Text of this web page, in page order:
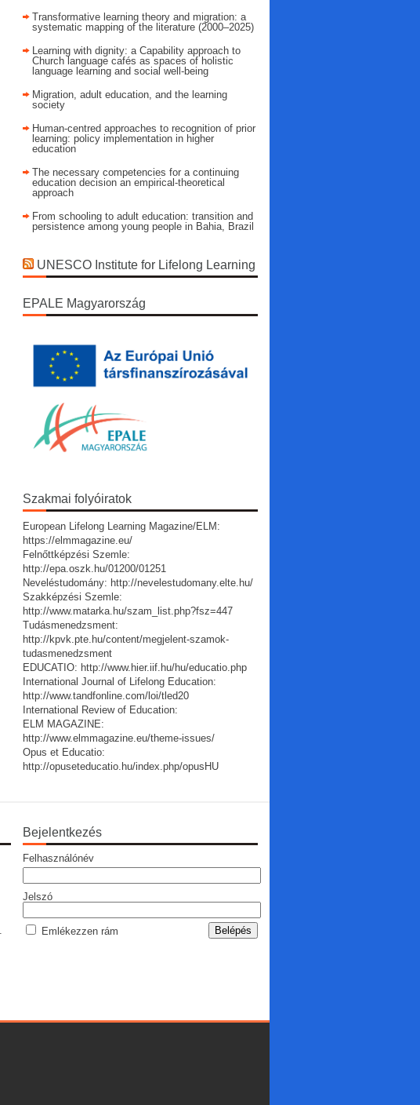
Transformative learning theory and migration: a
systematic mapping of the literature (2000–2025)
Learning with dignity: a Capability approach to
Church language cafés as spaces of holistic
language learning and social well-being
Migration, adult education, and the learning
society
Human-centred approaches to recognition of prior
learning: policy implementation in higher
education
The necessary competencies for a continuing
education decision an empirical-theoretical
approach
From schooling to adult education: transition and
persistence among young people in Bahia, Brazil
UNESCO Institute for Lifelong Learning
EPALE Magyarország
Szakmai folyóiratok
European Lifelong Learning Magazine/ELM:
https://elmmagazine.eu/
Felnőttképzési Szemle:
http://epa.oszk.hu/01200/01251
Neveléstudomány: http://nevelestudomany.elte.hu/
Szakképzési Szemle:
http://www.matarka.hu/szam_list.php?fsz=447
Tudásmenedzsment:
http://kpvk.pte.hu/content/megjelent-szamok-
tudasmenedzsment
EDUCATIO: http://www.hier.iif.hu/hu/educatio.php
International Journal of Lifelong Education:
http://www.tandfonline.com/loi/tled20
International Review of Education:
ELM MAGAZINE:
http://www.elmmagazine.eu/theme-issues/
Opus et Educatio:
http://opuseteducatio.hu/index.php/opusHU
Bejelentkezés
Felhasználónév
Jelszó
Emlékezzen rám